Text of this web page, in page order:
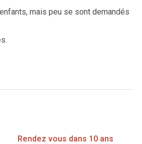
:
mais peu se sont demandés
Rendez vous dans 10 ans